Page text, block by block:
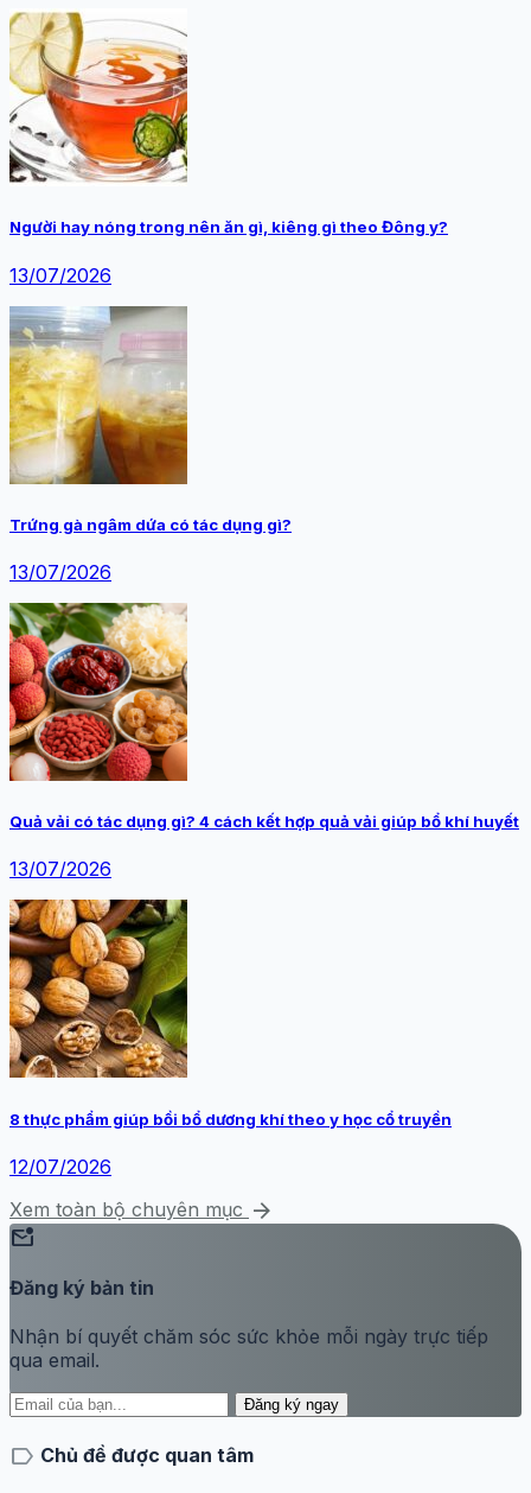
Người hay nóng trong nên ăn gì, kiêng gì theo Đông y?
13/07/2026
Trứng gà ngâm dứa có tác dụng gì?
13/07/2026
Quả vải có tác dụng gì? 4 cách kết hợp quả vải giúp bổ khí huyết
13/07/2026
8 thực phẩm giúp bồi bổ dương khí theo y học cổ truyền
12/07/2026
Xem toàn bộ chuyên mục arrow_forward
mark_email_unread
Đăng ký bản tin
Nhận bí quyết chăm sóc sức khỏe mỗi ngày trực tiếp
qua email.
Đăng ký ngay
label Chủ đề được quan tâm